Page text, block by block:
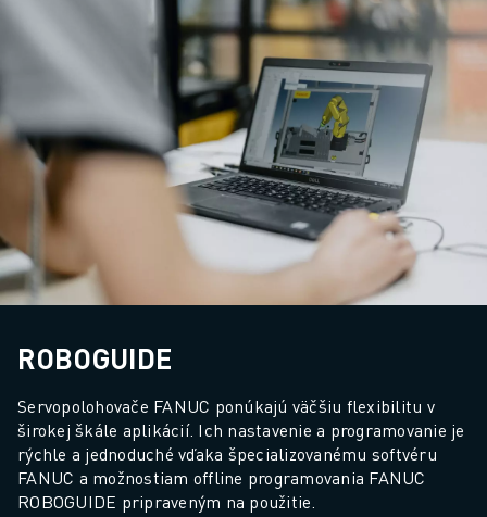
ROBOGUIDE
Servopolohovače FANUC ponúkajú väčšiu flexibilitu v
širokej škále aplikácií. Ich nastavenie a programovanie je
rýchle a jednoduché vďaka špecializovanému softvéru
FANUC a možnostiam offline programovania FANUC
ROBOGUIDE pripraveným na použitie.